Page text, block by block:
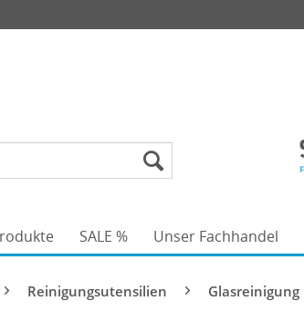
SALE % Unser Fachhandel
Reinigungsutensilien Glasreinigung